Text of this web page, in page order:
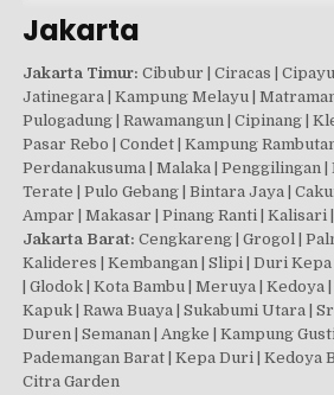
Jakarta
Jakarta Timur: Cibubur | Ciracas |
Jatinegara | Kampung Melayu | Matraman
Pulogadung | Rawamangun | Cipinang |
Pasar Rebo | Condet | Kampung
Perdanakusuma | Malaka | Penggilingan |
Terate | Pulo Gebang | Bintara Jaya |
Ampar | Makasar | Pinang Ranti | Kalisari
Jakarta Barat: Cengkareng | Grogol |
Kalideres | Kembangan | Slipi | Duri
| Glodok | Kota Bambu | Meruya | Kedoya
Kapuk | Rawa Buaya | Sukabumi Utara |
Duren | Semanan | Angke | Kampung
Pademangan Barat | Kepa Duri | Kedoya
Citra Garden